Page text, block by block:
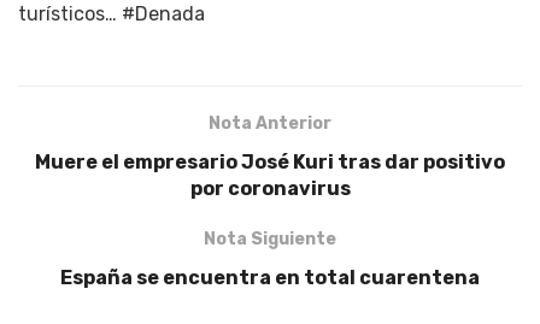
turísticos… #Denada
Nota Anterior
Muere el empresario José Kuri tras dar positivo
por coronavirus
Nota Siguiente
España se encuentra en total cuarentena